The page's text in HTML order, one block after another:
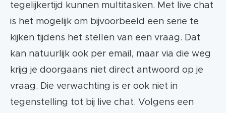
tegelijkertijd kunnen multitasken. Met live chat
is het mogelijk om bijvoorbeeld een serie te
kijken tijdens het stellen van een vraag. Dat
kan natuurlijk ook per email, maar via die weg
krijg je doorgaans niet direct antwoord op je
vraag. Die verwachting is er ook niet in
tegenstelling tot bij live chat. Volgens een